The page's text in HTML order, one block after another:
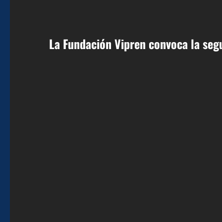
La Fundación Vipren convoca la